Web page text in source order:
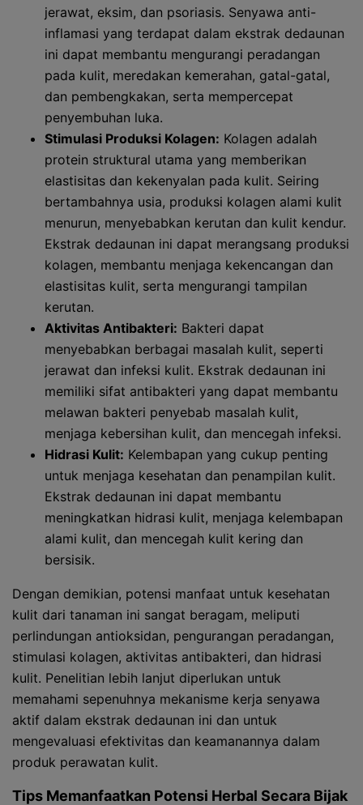
jerawat, eksim, dan psoriasis. Senyawa anti-
inflamasi yang terdapat dalam ekstrak dedaunan
ini dapat membantu mengurangi peradangan
pada kulit, meredakan kemerahan, gatal-gatal,
dan pembengkakan, serta mempercepat
penyembuhan luka.
Stimulasi Produksi Kolagen: Kolagen adalah
protein struktural utama yang memberikan
elastisitas dan kekenyalan pada kulit. Seiring
bertambahnya usia, produksi kolagen alami kulit
menurun, menyebabkan kerutan dan kulit kendur.
Ekstrak dedaunan ini dapat merangsang produksi
kolagen, membantu menjaga kekencangan dan
elastisitas kulit, serta mengurangi tampilan
kerutan.
Aktivitas Antibakteri: Bakteri dapat
menyebabkan berbagai masalah kulit, seperti
jerawat dan infeksi kulit. Ekstrak dedaunan ini
memiliki sifat antibakteri yang dapat membantu
melawan bakteri penyebab masalah kulit,
menjaga kebersihan kulit, dan mencegah infeksi.
Hidrasi Kulit: Kelembapan yang cukup penting
untuk menjaga kesehatan dan penampilan kulit.
Ekstrak dedaunan ini dapat membantu
meningkatkan hidrasi kulit, menjaga kelembapan
alami kulit, dan mencegah kulit kering dan
bersisik.
Dengan demikian, potensi manfaat untuk kesehatan
kulit dari tanaman ini sangat beragam, meliputi
perlindungan antioksidan, pengurangan peradangan,
stimulasi kolagen, aktivitas antibakteri, dan hidrasi
kulit. Penelitian lebih lanjut diperlukan untuk
memahami sepenuhnya mekanisme kerja senyawa
aktif dalam ekstrak dedaunan ini dan untuk
mengevaluasi efektivitas dan keamanannya dalam
produk perawatan kulit.
Tips Memanfaatkan Potensi Herbal Secara Bijak